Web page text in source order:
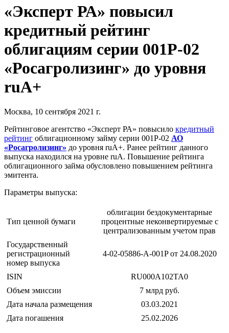
«Эксперт РА» повысил
кредитный рейтинг
облигациям серии 001Р-02
«Росагролизинг» до уровня
ruA+
Москва, 10 сентября 2021 г.
Рейтинговое агентство «Эксперт РА» повысило кредитный
рейтинг облигационному займу серии 001Р-02 АО
«Росагролизинг» до уровня ruА+. Ранее рейтинг данного
выпуска находился на уровне ruA. Повышение рейтинга
облигационного займа обусловлено повышением рейтинга
эмитента.
Параметры выпуска:
Тип ценной бумаги
облигации бездокументарные
процентные неконвертируемые с
централизованным учетом прав
Государственный
регистрационный
номер выпуска
4-02-05886-A-001P от 24.08.2020
ISIN
RU000A102TA0
Объем эмиссии
7 млрд руб.
Дата начала размещения
03.03.2021
Дата погашения
25.02.2026